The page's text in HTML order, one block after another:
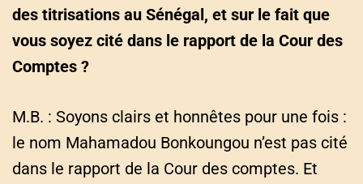
des titrisations au Sénégal, et sur le fait que
vous soyez cité dans le rapport de la Cour des
Comptes ?
M.B. : Soyons clairs et honnêtes pour une fois :
le nom Mahamadou Bonkoungou n’est pas cité
dans le rapport de la Cour des comptes. Et